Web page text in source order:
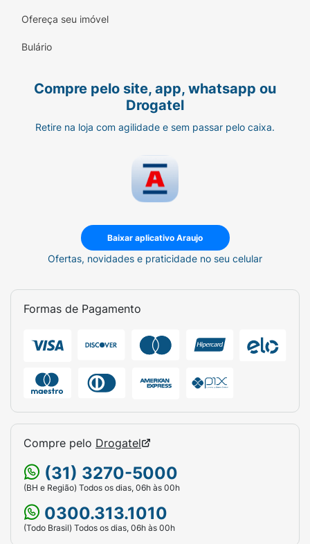
Ofereça seu imóvel
Bulário
Compre pelo site, app, whatsapp ou
Drogatel
Retire na loja com agilidade e sem passar pelo caixa.
Baixar aplicativo Araujo
Ofertas, novidades e praticidade no seu celular
Formas de Pagamento
Compre pelo Drogatel
(31) 3270-5000
(BH e Região) Todos os dias, 06h às 00h
0300.313.1010
(Todo Brasil) Todos os dias, 06h às 00h